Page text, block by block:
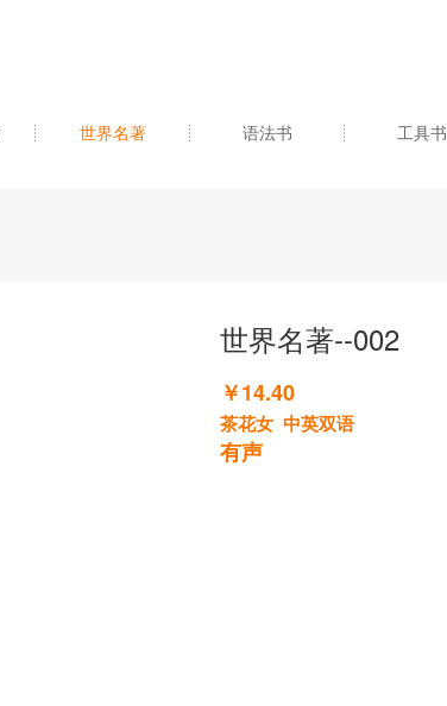
世界名著 语法书 工具书
世界名著--002
￥14.40
茶花女 中英双语
有声